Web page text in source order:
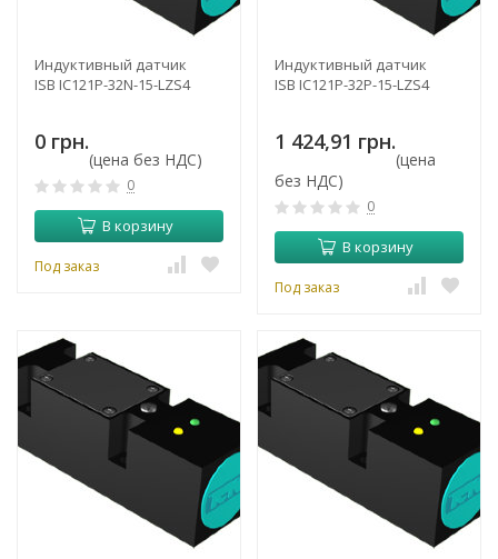
Индуктивный датчик
ISB IC121P-32N-15-LZS4
0 грн.
(цена без НДС)
0
В корзину
Под заказ
Индуктивный датчик
ISB IC121P-32P-15-LZS4
1 424,91 грн.
(цена
без НДС)
0
В корзину
Под заказ